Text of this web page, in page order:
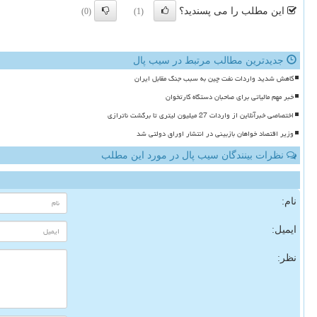
این مطلب را می پسندید؟ (1)
(0)
جدیدترین مطالب مرتبط در سیب پال
کاهش شدید واردات نفت چین به سبب جنگ مقابل ایران
خبر مهم مالیاتی برای صاحبان دستگاه کارتخوان
اختصاصی خبرآنلاین از واردات 27 میلیون لیتری تا برگشت ناترازی
وزیر اقتصاد خواهان بازبینی در انتشار اوراق دولتی شد
نظرات بینندگان سیب پال در مورد این مطلب
نام:
ایمیل:
نظر: